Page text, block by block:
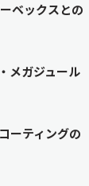
ベックスとの
メガジュール
ーティングの